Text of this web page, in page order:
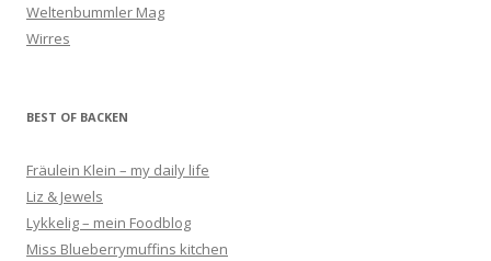
Weltenbummler Mag
Wirres
BEST OF BACKEN
Fräulein Klein – my daily life
Liz & Jewels
Lykkelig – mein Foodblog
Miss Blueberrymuffins kitchen